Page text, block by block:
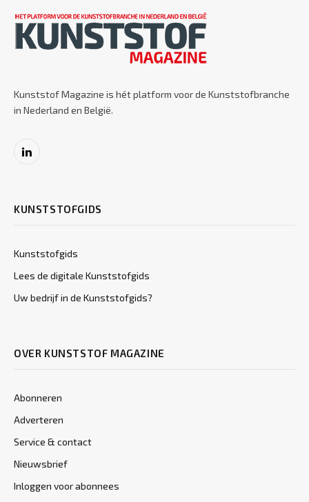
Kunststof Magazine is hét platform voor de Kunststofbranche
in Nederland en België.
LinkedIn
KUNSTSTOFGIDS
Kunststofgids
Lees de digitale Kunststofgids
Uw bedrijf in de Kunststofgids?
OVER KUNSTSTOF MAGAZINE
Abonneren
Adverteren
Service & contact
Nieuwsbrief
Inloggen voor abonnees